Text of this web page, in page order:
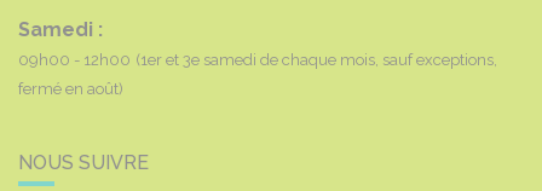
Samedi :
09h00 - 12h00 (1er et 3e samedi de chaque mois, sauf exceptions,
fermé en août)
NOUS SUIVRE